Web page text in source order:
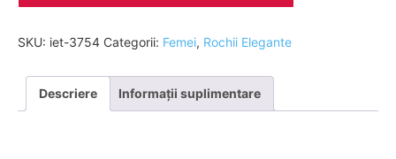
SKU: iet-3754 Categorii: Femei, Rochii Elegante
Descriere Informații suplimentare